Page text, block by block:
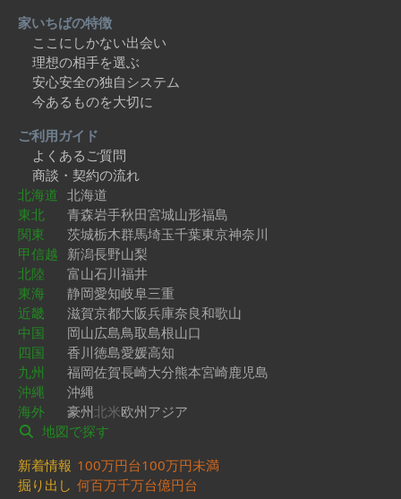
家いちばの特徴
ここにしかない出会い
理想の相手を選ぶ
安心安全の独自システム
今あるものを大切に
ご利用ガイド
よくあるご質問
商談・契約の流れ
北海道 北海道
東北
青森岩手秋田宮城山形福島
関東
茨城栃木群馬埼玉千葉東京神奈川
甲信越 新潟長野山梨
北陸
富山石川福井
東海
静岡愛知岐阜三重
近畿
滋賀京都大阪兵庫奈良和歌山
中国
岡山広島鳥取島根山口
四国
香川徳島愛媛高知
九州
福岡佐賀長崎大分熊本宮崎鹿児島
沖縄
沖縄
海外
豪州北米欧州アジア
地図で探す
新着情報 100万円台100万円未満
掘り出し 何百万千万台億円台